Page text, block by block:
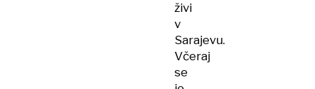
živi
v
Sarajevu.
Včeraj
se